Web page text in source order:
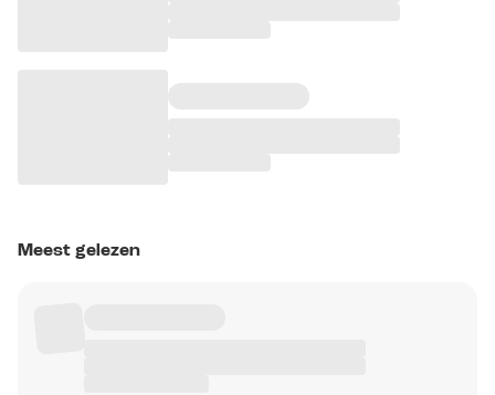
Meest gelezen